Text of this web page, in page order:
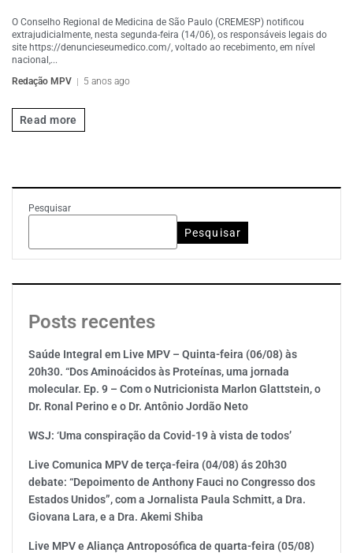
O Conselho Regional de Medicina de São Paulo (CREMESP) notificou
extrajudicialmente, nesta segunda-feira (14/06), os responsáveis legais do
site https://denuncieseumedico.com/, voltado ao recebimento, em nível
nacional,...
Redação MPV
5 anos ago
Read more
Pesquisar
Pesquisar
Posts recentes
Saúde Integral em Live MPV – Quinta-feira (06/08) às
20h30. “Dos Aminoácidos às Proteínas, uma jornada
molecular. Ep. 9 – Com o Nutricionista Marlon Glattstein, o
Dr. Ronal Perino e o Dr. Antônio Jordão Neto
WSJ: ‘Uma conspiração da Covid-19 à vista de todos’
Live Comunica MPV de terça-feira (04/08) ás 20h30
debate: “Depoimento de Anthony Fauci no Congresso dos
Estados Unidos”, com a Jornalista Paula Schmitt, a Dra.
Giovana Lara, e a Dra. Akemi Shiba
Live MPV e Aliança Antroposófica de quarta-feira (05/08)